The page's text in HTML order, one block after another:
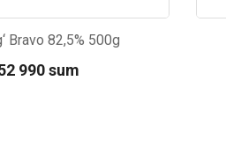
Bravo 82,5% 500g
990 sum